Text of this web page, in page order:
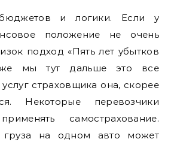
и логики. Если у
положение не очень
подход «Пять лет убытков
мы тут дальше это все
услуг страховщика она, скорее
Некоторые перевозчики
самострахование.
груза на одном авто может